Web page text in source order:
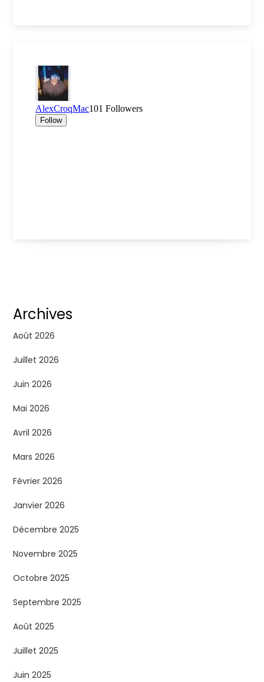
Archives
Août 2026
Juillet 2026
Juin 2026
Mai 2026
Avril 2026
Mars 2026
Février 2026
Janvier 2026
Décembre 2025
Novembre 2025
Octobre 2025
Septembre 2025
Août 2025
Juillet 2025
Juin 2025